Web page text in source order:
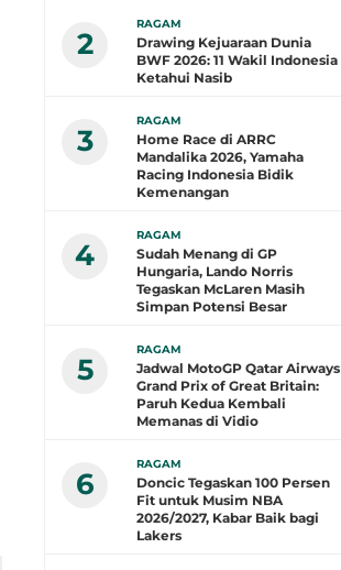
2
RAGAM
Drawing Kejuaraan Dunia
BWF 2026: 11 Wakil Indonesia
Ketahui Nasib
3
RAGAM
Home Race di ARRC
Mandalika 2026, Yamaha
Racing Indonesia Bidik
Kemenangan
4
RAGAM
Sudah Menang di GP
Hungaria, Lando Norris
Tegaskan McLaren Masih
Simpan Potensi Besar
5
RAGAM
Jadwal MotoGP Qatar Airways
Grand Prix of Great Britain:
Paruh Kedua Kembali
Memanas di Vidio
6
RAGAM
Doncic Tegaskan 100 Persen
Fit untuk Musim NBA
2026/2027, Kabar Baik bagi
Lakers